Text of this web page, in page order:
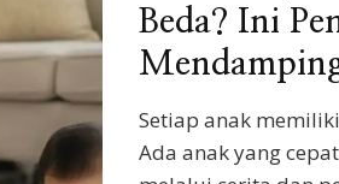
Beda? Ini
Setiap anak
Ada anak yang